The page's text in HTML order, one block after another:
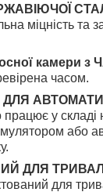
міцність та
камери з
часом.
ДЛЯ
працює у складі
або
ДЛЯ
для